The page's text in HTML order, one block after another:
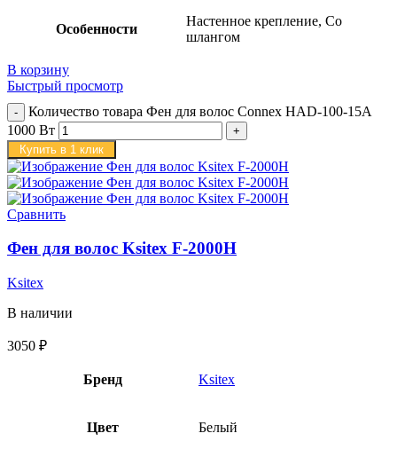
Особенности
Настенное крепление, Со
шлангом
В корзину
Быстрый просмотр
Количество товара Фен для волос Connex HAD-100-15A
1000 Вт
Купить в 1 клик
Сравнить
Фен для волос Ksitex F-2000H
Ksitex
В наличии
3050 ₽
Бренд Ksitex
Цвет Белый